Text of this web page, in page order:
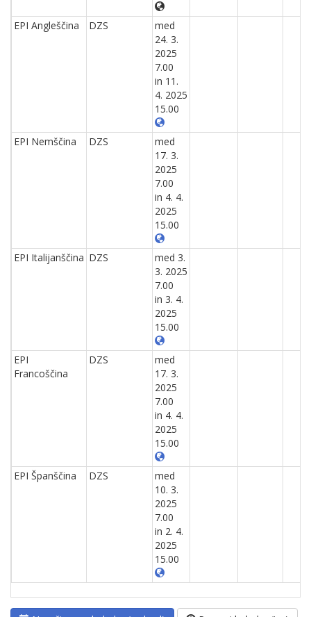
EPI Angleščina DZS
med
24. 3.
2025
7.00
in 11.
4. 2025
15.00
EPI Nemščina DZS
med
17. 3.
2025
7.00
in 4. 4.
2025
15.00
EPI Italijanščina DZS
med 3.
3. 2025
7.00
in 3. 4.
2025
15.00
EPI
Francoščina
DZS
med
17. 3.
2025
7.00
in 4. 4.
2025
15.00
EPI Španščina DZS
med
10. 3.
2025
7.00
in 2. 4.
2025
15.00